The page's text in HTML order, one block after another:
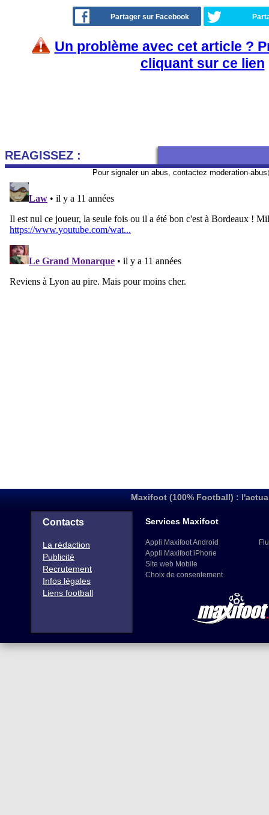
Partager sur Facebook
Un problème avec cet article ?
cliquant sur ce lien
REAGISSEZ :
Pour signaler un abus, contactez moderation-
Maxifoot (100% Football) :
Contacts
La rédaction
Publicité
Recrutement
Infos légales
Liens football
Services Maxifoot
Appli Maxifoot Android
Appli Maxifoot iPhone
Site web Mobile
Choix de consentement